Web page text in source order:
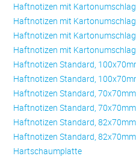
Haftnotizen mit
Haftnotizen mit
Haftnotizen mit
Haftnotizen mit
Haftnotizen Standard,
Haftnotizen Standard,
Haftnotizen Standard, 70x70mm
Haftnotizen Standard, 70x70mm
Haftnotizen Standard, 82x70mm
Haftnotizen Standard, 82x70mm
Hartschaumplatte